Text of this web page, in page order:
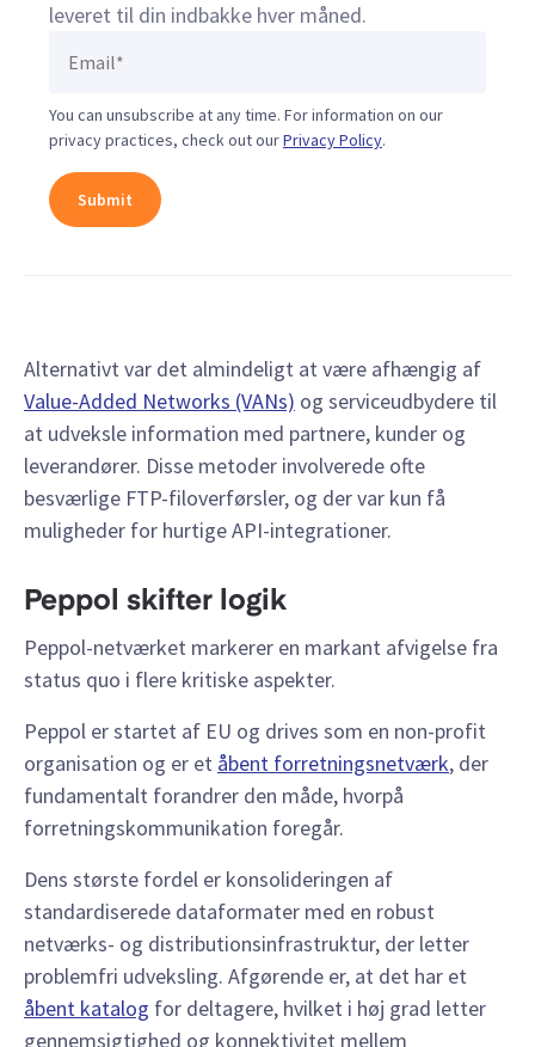
leveret til din indbakke hver måned.
You can unsubscribe at any time. For information on our
privacy practices, check out ourPrivacy Policy.
Alternativt var det almindeligt at være afhængig af
Value-Added Networks (VANs) og serviceudbydere til
at udveksle information med partnere, kunder og
leverandører. Disse metoder involverede ofte
besværlige FTP-filoverførsler, og der var kun få
muligheder for hurtige API-integrationer.
Peppol skifter logik
Peppol-netværket markerer en markant afvigelse fra
status quo i flere kritiske aspekter.
Peppol er startet af EU og drives som en non-profit
organisation og er et åbent forretningsnetværk, der
fundamentalt forandrer den måde, hvorpå
forretningskommunikation foregår.
Dens største fordel er konsolideringen af
standardiserede dataformater med en robust
netværks- og distributionsinfrastruktur, der letter
problemfri udveksling. Afgørende er, at det har et
åbent katalog for deltagere, hvilket i høj grad letter
gennemsigtighed og konnektivitet mellem